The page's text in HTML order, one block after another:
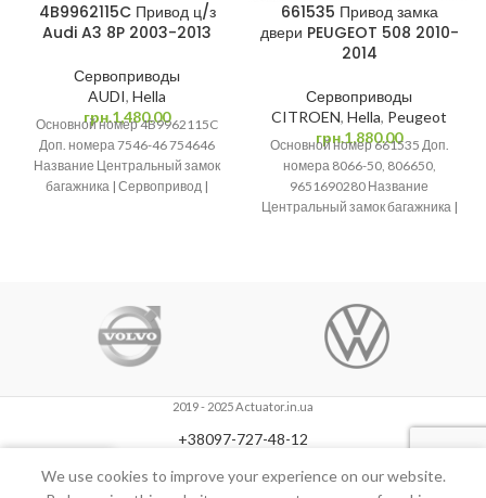
4B9962115C Привод ц/з
Audi A3 8P 2003-2013
Сервоприводы
AUDI, Hella
грн.1,480.00
Основной номер 4B9962115C
Доп. номера 7546-46 754646
Название Центральный замок
багажника | Сервопривод |
661535 Привод замка
двери PEUGEOT 508 2010-
2014
Сервоприводы
CITROEN, Hella, Peugeot
грн.1,880.00
Основной номер 661535 Доп.
номера 8066-50, 806650,
9651690280 Название
Центральный замок багажника |
2019 - 2025 Actuator.in.ua
+38097-727-48-12
We use cookies to improve your experience on our website.
WishlistCart
My account